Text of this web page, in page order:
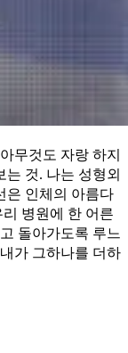
무것도 자랑 하지
것. 나는 성형외
은 인체의 아름다
병원에 한 어른
돌아가도록 루느
가 그하나를 더하